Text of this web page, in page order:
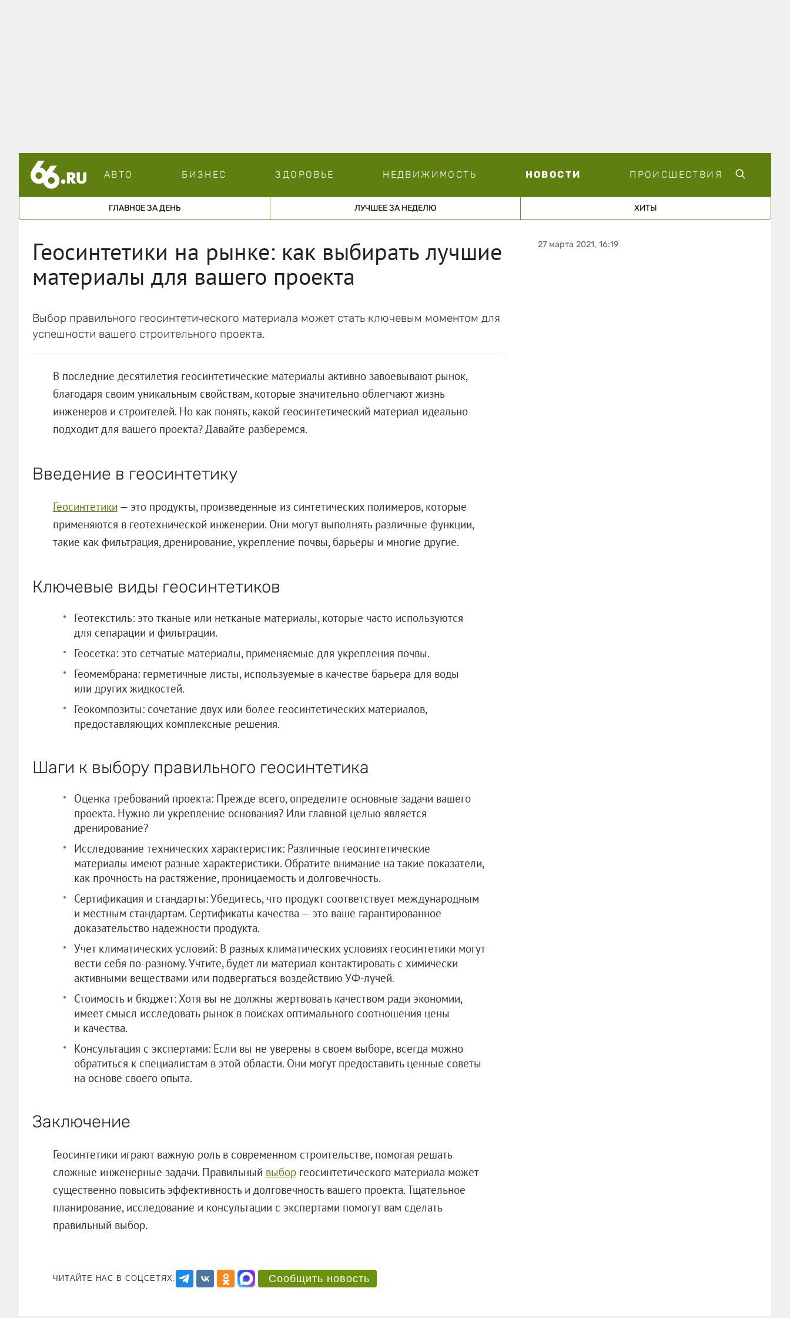
АВТО БИЗНЕС ЗДОРОВЬЕ НЕДВИЖИМОСТЬ НОВОСТИ ПРОИСШЕСТВИЯ
ГЛАВНОЕ ЗА ДЕНЬ ЛУЧШЕЕ ЗА НЕДЕЛЮ ХИТЫ
Геосинтетики на рынке: как выбирать лучшие
материалы для вашего проекта
Выбор правильного геосинтетического материала может стать ключевым моментом для
успешности вашего строительного проекта.
В последние десятилетия геосинтетические материалы активно завоевывают рынок,
благодаря своим уникальным свойствам, которые значительно облегчают жизнь
инженеров и строителей. Но как понять, какой геосинтетический материал идеально
подходит для вашего проекта? Давайте разберемся.
Введение в геосинтетику
Геосинтетики — это продукты, произведенные из синтетических полимеров, которые
применяются в геотехнической инженерии. Они могут выполнять различные функции,
такие как фильтрация, дренирование, укрепление почвы, барьеры и многие другие.
Ключевые виды геосинтетиков
Геотекстиль: это тканые или нетканые материалы, которые часто используются
для сепарации и фильтрации.
Геосетка: это сетчатые материалы, применяемые для укрепления почвы.
Геомембрана: герметичные листы, используемые в качестве барьера для воды
или других жидкостей.
Геокомпозиты: сочетание двух или более геосинтетических материалов,
предоставляющих комплексные решения.
Шаги к выбору правильного геосинтетика
Оценка требований проекта: Прежде всего, определите основные задачи вашего
проекта. Нужно ли укрепление основания? Или главной целью является
дренирование?
Исследование технических характеристик: Различные геосинтетические
материалы имеют разные характеристики. Обратите внимание на такие показатели,
как прочность на растяжение, проницаемость и долговечность.
Сертификация и стандарты: Убедитесь, что продукт соответствует международным
и местным стандартам. Сертификаты качества — это ваше гарантированное
доказательство надежности продукта.
Учет климатических условий: В разных климатических условиях геосинтетики могут
вести себя по-разному. Учтите, будет ли материал контактировать с химически
активными веществами или подвергаться воздействию УФ-лучей.
Стоимость и бюджет: Хотя вы не должны жертвовать качеством ради экономии,
имеет смысл исследовать рынок в поисках оптимального соотношения цены
и качества.
Консультация с экспертами: Если вы не уверены в своем выборе, всегда можно
обратиться к специалистам в этой области. Они могут предоставить ценные советы
на основе своего опыта.
Заключение
Геосинтетики играют важную роль в современном строительстве, помогая решать
сложные инженерные задачи. Правильный выборгеосинтетического материала может
существенно повысить эффективность и долговечность вашего проекта. Тщательное
планирование, исследование и консультации с экспертами помогут вам сделать
правильный выбор.
ЧИТАЙТЕ НАС В СОЦСЕТЯХ: Сообщить новость
27 марта 2021, 16:19